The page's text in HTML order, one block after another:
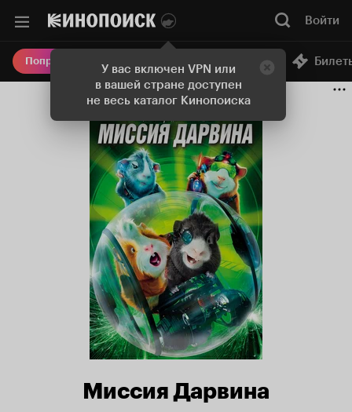
У вас включен VPN или
в вашей стране доступен
не весь каталог Кинопоиска
Войти
Попробовать Плюс Онлайн-кинотеатр
Миссия Дарвина